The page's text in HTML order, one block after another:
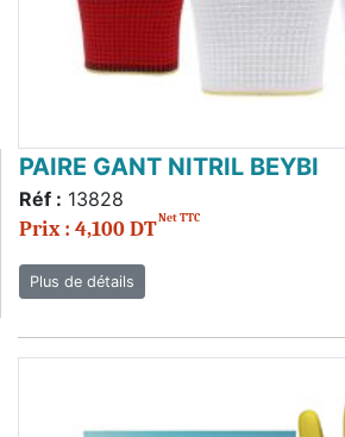
PAIRE GANT NITRIL BEYBI
Réf : 13828
Prix : 4,100 DTNet TTC
Plus de détails